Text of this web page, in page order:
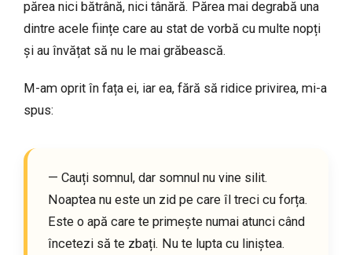
părea nici bătrână, nici tânără. Părea mai degrabă una
dintre acele ființe care au stat de vorbă cu multe nopți
și au învățat să nu le mai grăbească.
M-am oprit în fața ei, iar ea, fără să ridice privirea, mi-a
spus:
— Cauți somnul, dar somnul nu vine silit.
Noaptea nu este un zid pe care îl treci cu forța.
Este o apă care te primește numai atunci când
încetezi să te zbați. Nu te lupta cu liniștea.